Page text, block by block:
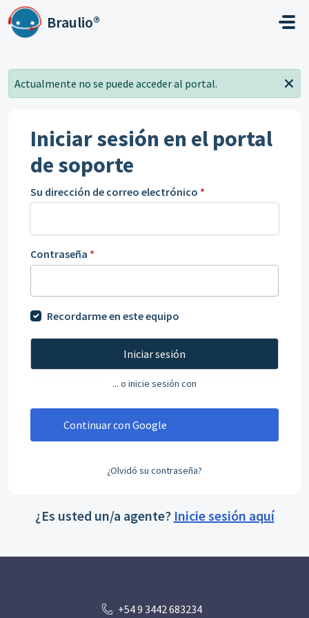
Ir al contenido principal
Braulio®
Actualmente no se puede acceder al portal.
Iniciar sesión en el portal
de soporte
Su dirección de correo electrónico *
Contraseña *
Recordarme en este equipo
Iniciar sesión
... o inicie sesión con
Continuar con Google
¿Olvidó su contraseña?
¿Es usted un/a agente? Inicie sesión aquí
+54 9 3442 683234